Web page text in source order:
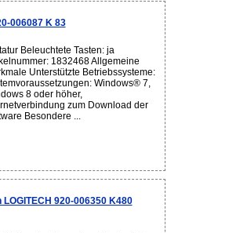
006087 K 83
Beleuchtete Tasten: ja
1832468 Allgemeine
Unterstützte Betriebssysteme:
Windows® 7,
8 oder höher,
zum Download der
Besondere ...
920-006350 K480